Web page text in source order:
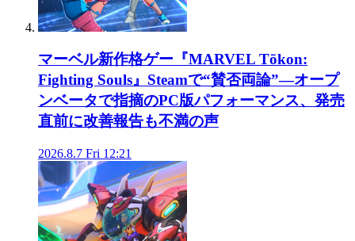
マーベル新作格ゲー『MARVEL Tōkon:
Fighting Souls』Steamで“賛否両論”―オープ
ンベータで指摘のPC版パフォーマンス、発売
直前に改善報告も不満の声
2026.8.7 Fri 12:21